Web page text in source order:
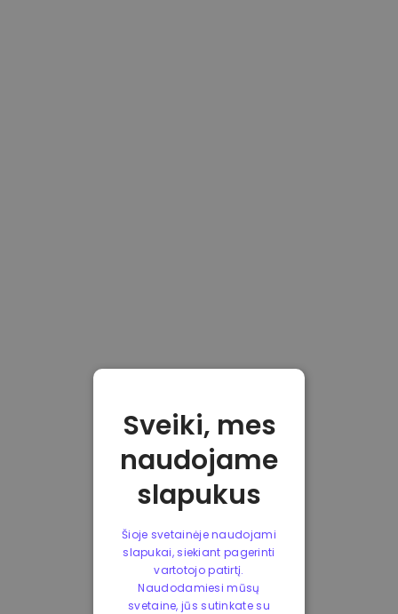
Sveiki, mes
naudojame
slapukus
Šioje svetainėje naudojami
slapukai, siekiant pagerinti
vartotojo patirtį.
Naudodamiesi mūsų
svetaine, jūs sutinkate su